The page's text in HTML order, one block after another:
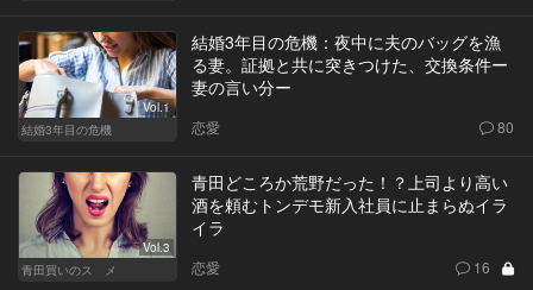
Vol.1
結婚3年目の危機
結婚3年目の危機：夜中に夫のバッグを漁
る妻。証拠と共に突きつけた、交換条件ー
妻の言い分ー
恋愛 80
Vol.3
青田買いのスゝメ
青田どころか荒野だった！？上司より高い
酒を頼むトンデモ新入社員に止まらぬイラ
イラ
恋愛 16